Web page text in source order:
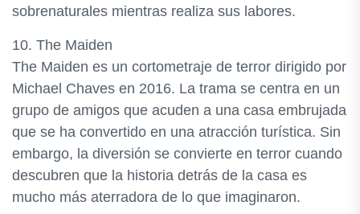
sobrenaturales mientras realiza sus labores.
10. The Maiden
The Maiden es un cortometraje de terror dirigido por
Michael Chaves en 2016. La trama se centra en un
grupo de amigos que acuden a una casa embrujada
que se ha convertido en una atracción turística. Sin
embargo, la diversión se convierte en terror cuando
descubren que la historia detrás de la casa es
mucho más aterradora de lo que imaginaron.